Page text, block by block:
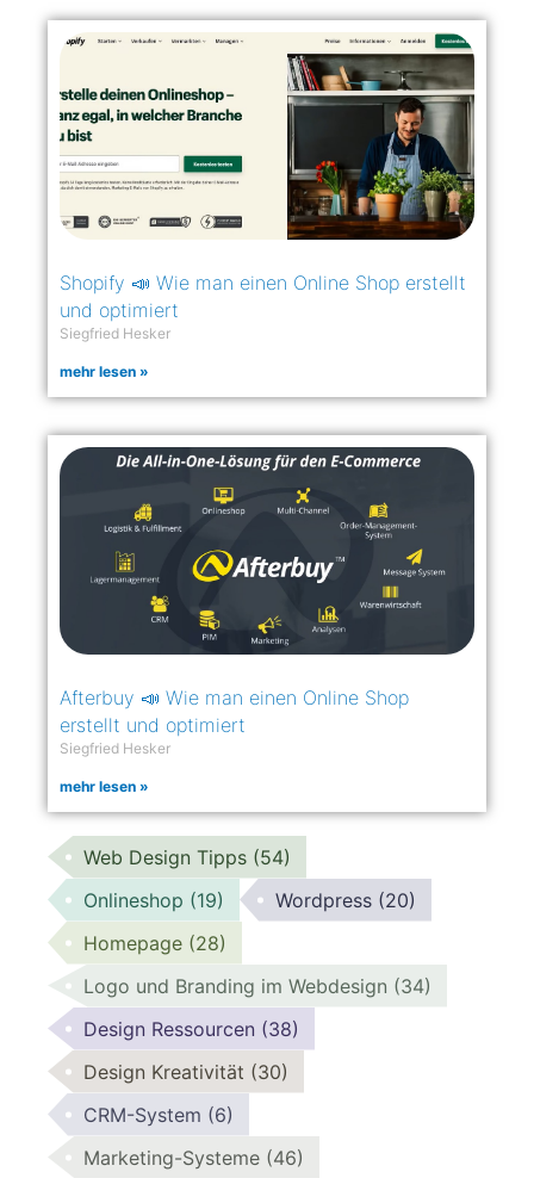
Shopify 📣 Wie man einen Online Shop erstellt
und optimiert
Siegfried Hesker
mehr lesen »
Afterbuy 📣 Wie man einen Online Shop
erstellt und optimiert
Siegfried Hesker
mehr lesen »
Web Design Tipps (54)
Onlineshop (19) Wordpress (20)
Homepage (28)
Logo und Branding im Webdesign (34)
Design Ressourcen (38)
Design Kreativität (30)
CRM-System (6)
Marketing-Systeme (46)